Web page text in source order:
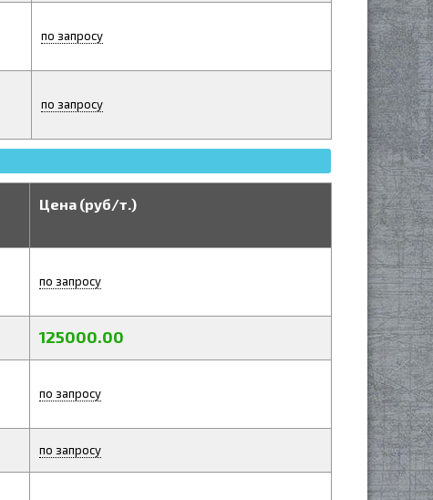
по запросу
по запросу
Цена (руб/т.)
по запросу
125000.00
по запросу
по запросу